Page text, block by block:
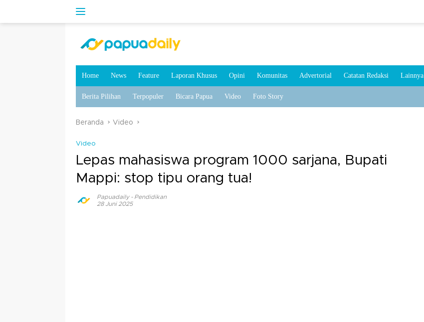
Home News Feature Laporan Khusus Opini Komunitas Advertorial Catatan Redaksi Lainnya
Berita Pilihan Terpopuler Bicara Papua Video Foto Story
Beranda Video
Video
Lepas mahasiswa program 1000 sarjana, Bupati
Mappi: stop tipu orang tua!
Papuadaily- Pendidikan
28 Juni 2025